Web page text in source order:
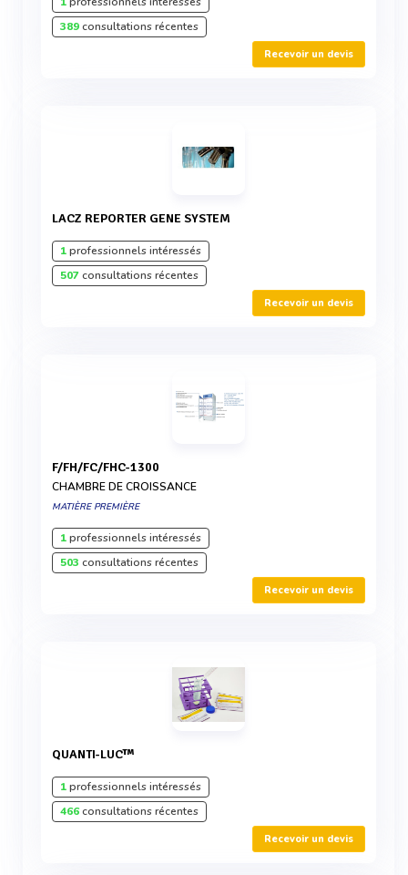
389consultations récentes
Recevoir un devis
LACZ REPORTER GENE SYSTEM
1professionnels intéressés
507consultations récentes
Recevoir un devis
F/FH/FC/FHC-1300
CHAMBRE DE CROISSANCE
MATIÈRE PREMIÈRE
1professionnels intéressés
503 consultations récentes
Recevoir un devis
QUANTI-LUC™
1professionnels intéressés
466consultations récentes
Recevoir un devis